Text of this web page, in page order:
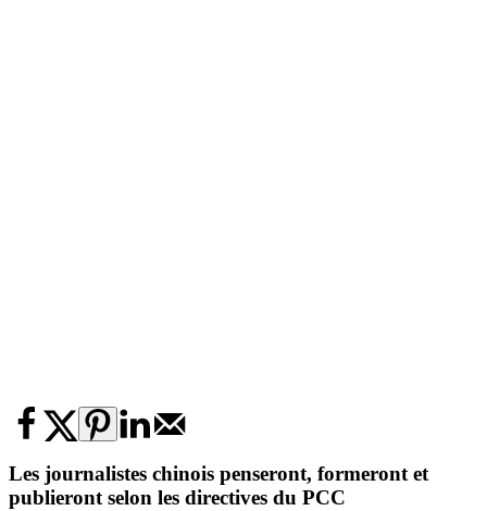
Les journalistes chinois penseront, formeront et
publieront selon les directives du PCC